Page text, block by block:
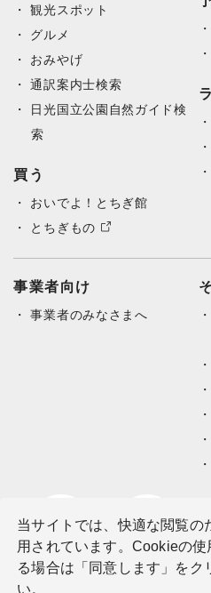
当サイトでは、快適な閲覧の
用されています。Cookieの
る場合は「同意します」をク
い。
観光スポット
グルメ
おみやげ
通訳案内士検索
日光国立公園自然ガイド検
索
買う
おいでよ！とちぎ館
とちぎもの
事業者向け
事業者のみなさまへ